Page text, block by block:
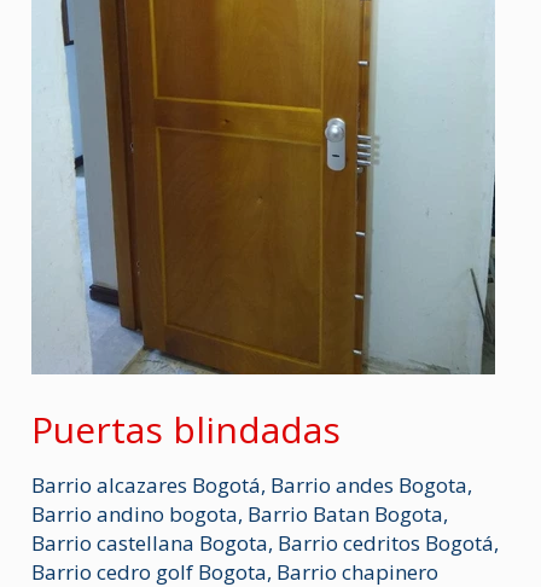
Puertas blindadas
Barrio alcazares Bogotá, Barrio andes Bogota,
Barrio andino bogota, Barrio Batan Bogota,
Barrio castellana Bogota, Barrio cedritos Bogotá,
Barrio cedro golf Bogota, Barrio chapinero